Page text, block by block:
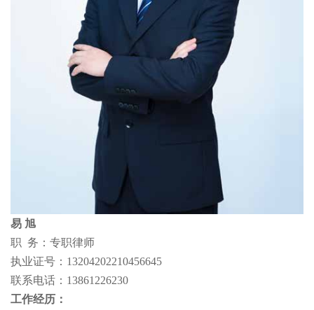
易 旭
职 务：专职律师
执业证号：13204202210456645
联系电话：13861226230
工作经历：